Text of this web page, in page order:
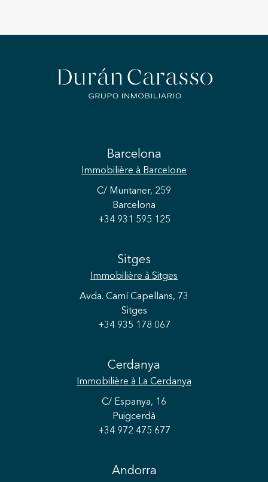
Barcelona
Immobilière à Barcelone
C/ Muntaner, 259
Barcelona
+34 931 595 125
Sitges
Immobilière à Sitges
Avda. Camí Capellans, 73
Sitges
+34 935 178 067
Cerdanya
Immobilière à La Cerdanya
C/ Espanya, 16
Puigcerdà
+34 972 475 677
Andorra